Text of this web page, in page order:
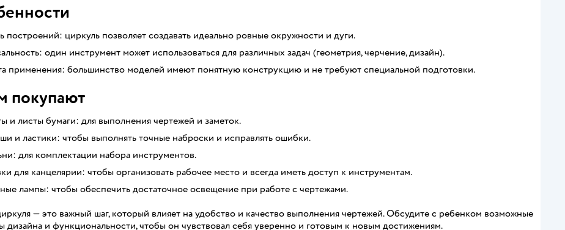
построений: циркуль позволяет создавать идеально ровные окружности и дуги.
один инструмент может использоваться для различных задач (геометрия, черчение, дизайн).
применения: большинство моделей имеют понятную конструкцию и не требуют специальной подготовки.
покупают
и листы бумаги: для выполнения чертежей и заметок.
и ластики: чтобы выполнять точные наброски и исправлять ошибки.
для комплектации набора инструментов.
для канцелярии: чтобы организовать рабочее место и всегда иметь доступ к инструментам.
лампы: чтобы обеспечить достаточное освещение при работе с чертежами.
— это важный шаг, который влияет на удобство и качество выполнения чертежей. Обсудите с ребенком возможные
дизайна и функциональности, чтобы он чувствовал себя уверенно и готовым к новым достижениям.